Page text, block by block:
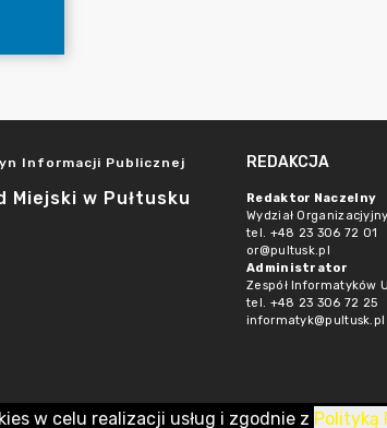
Informacji Publicznej
Miejski w Pułtusku
REDAKCJA
Redaktor Naczelny
Wydział Organizacjyjny
tel. +48 23 306 72 01
or@pultusk.pl
Administrator
Zespół Informatyków
tel. +48 23 306 72 25
informatyk@pultusk.pl
w celu realizacji usług i zgodnie z Polityką